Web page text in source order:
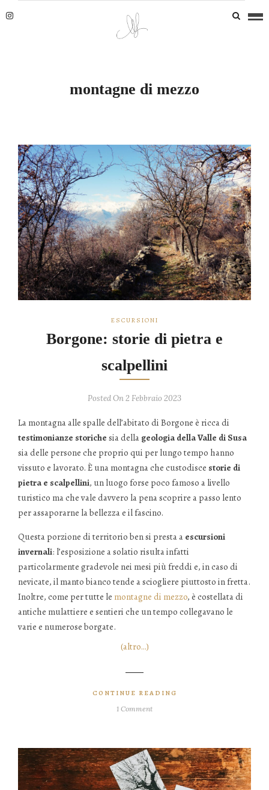
montagne di mezzo
ESCURSIONI
Borgone: storie di pietra e
scalpellini
Posted On 2 Febbraio 2023
La montagna alle spalle dell’abitato di Borgone è ricca di
testimonianze storiche sia della geologia della Valle di Susa
sia delle persone che proprio qui per lungo tempo hanno
vissuto e lavorato. È una montagna che custodisce storie di
pietra e scalpellini, un luogo forse poco famoso a livello
turistico ma che vale davvero la pena scoprire a passo lento
per assaporarne la bellezza e il fascino.
Questa porzione di territorio ben si presta a escursioni
invernali: l’esposizione a solatio risulta infatti
particolarmente gradevole nei mesi più freddi e, in caso di
nevicate, il manto bianco tende a sciogliere piuttosto in fretta.
Inoltre, come per tutte le montagne di mezzo, è costellata di
antiche mulattiere e sentieri che un tempo collegavano le
varie e numerose borgate.
(altro…)
CONTINUE READING
1 Comment